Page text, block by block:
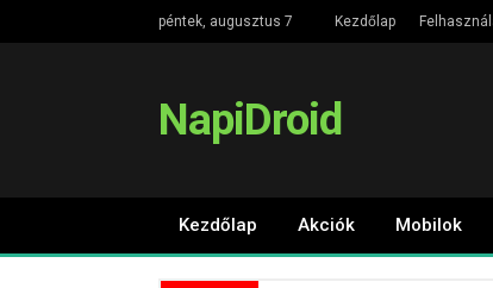
péntek, augusztus 7 Kezdőlap
NapiDroid
Kezdőlap Akciók Mobilok